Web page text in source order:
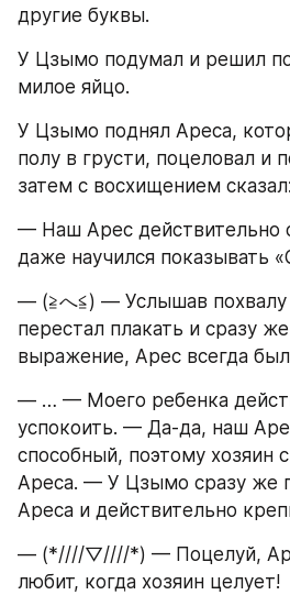
другие буквы.
У Цзымо подумал и решил
милое яйцо.
У Цзымо поднял Ареса,
полу в грусти, поцеловал и
затем с восхищением сказал:
— Наш Арес действительно
даже научился показывать
— (≧へ≦) — Услышав похвалу
перестал плакать и сразу
выражение, Арес всегда
— … — Моего ребенка
успокоить. — Да-да, наш
способный, поэтому хозяин
Ареса. — У Цзымо сразу же
Ареса и действительно
— (*////▽////*) — Поцелуй,
любит, когда хозяин целует!